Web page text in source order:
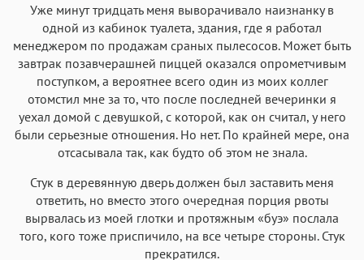
Аа
Roboto
Аа
Garamond
Аа
Fira Sans
Аа
Times
Аа
Iowan
Аа
San Francisco Аа
SF Serif Аа
New York
Аа
Helvetica Neue
Аа
Arial Аа
Georgia
Аа
Times New Roman
Courier Courier New
Аа
Menlo SF Mono
Уже минут тридцать меня выворачивало наизнанку в
одной из кабинок туалета, здания, где я работал
менеджером по продажам сраных пылесосов. Может быть
завтрак позавчерашней пиццей оказался опрометчивым
поступком, а вероятнее всего один из моих коллег
отомстил мне за то, что после последней вечеринки я
уехал домой с девушкой, с которой, как он считал, у него
были серьезные отношения. Но нет. По крайней мере, она
отсасывала так, как будто об этом не знала.
Стук в деревянную дверь должен был заставить меня
ответить, но вместо этого очередная порция рвоты
вырвалась из моей глотки и протяжным «буэ» послала
того, кого тоже приспичило, на все четыре стороны. Стук
прекратился.